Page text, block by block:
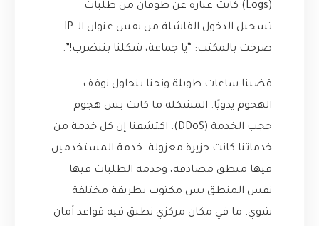
(Logs) كانت عبارة عن طوفان من طلبات
تسجيل الدخول الفاشلة من نفس عنوان الـ IP.
صرخت بالمكتب: “يا جماعة، شكلنا بننضرب!”.
قضينا ساعات طويلة ونحنا بنحاول نوقف
الهجوم يدويًا. المشكلة ما كانت بس هجوم
حجب الخدمة (DDoS)، اكتشفنا إن كل خدمة من
خدماتنا كانت جزيرة معزولة. خدمة المستخدمين
فيها منطق مصادقة، وخدمة الطلبات فيها
نفس المنطق بس مكتوب بطريقة مختلفة
شوي. ما في مكان مركزي نطبق فيه قواعد أمان